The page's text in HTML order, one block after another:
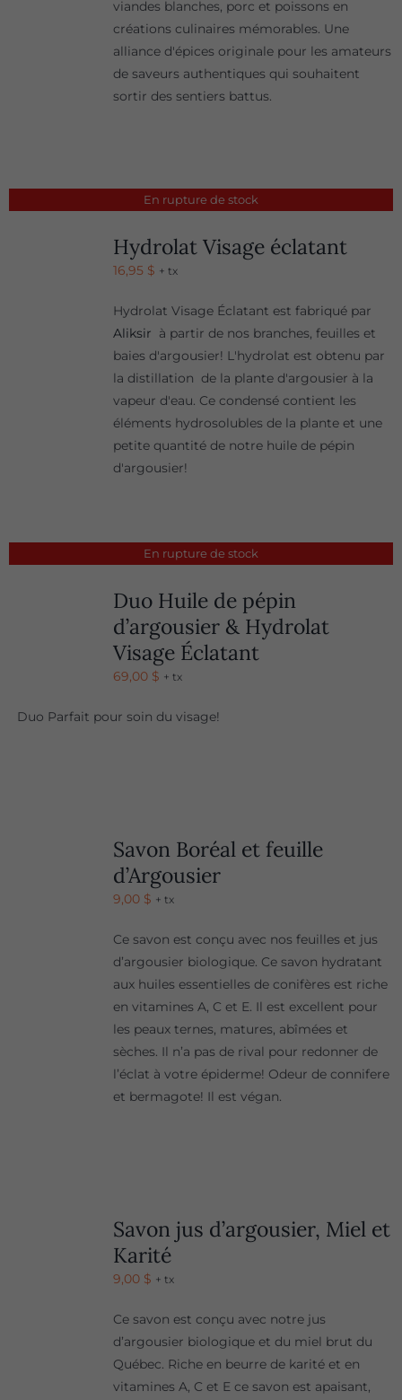
viandes blanches, porc et poissons en
créations culinaires mémorables. Une
alliance d'épices originale pour les amateurs
de saveurs authentiques qui souhaitent
sortir des sentiers battus.
En rupture de stock
Hydrolat Visage éclatant
16,95 $ + tx
Hydrolat Visage Éclatant est fabriqué par
Aliksir à partir de nos branches, feuilles et
baies d'argousier! L'hydrolat est obtenu par
la distillation de la plante d'argousier à la
vapeur d'eau. Ce condensé contient les
éléments hydrosolubles de la plante et une
petite quantité de notre huile de pépin
d'argousier!
En rupture de stock
Duo Huile de pépin
d’argousier & Hydrolat
Visage Éclatant
69,00 $ + tx
Duo Parfait pour soin du visage!
Savon Boréal et feuille
d’Argousier
9,00 $ + tx
Ce savon est conçu avec nos feuilles et jus
d’argousier biologique. Ce savon hydratant
aux huiles essentielles de conifères est riche
en vitamines A, C et E. Il est excellent pour
les peaux ternes, matures, abîmées et
sèches. Il n’a pas de rival pour redonner de
l’éclat à votre épiderme! Odeur de connifere
et bermagote! Il est végan.
Savon jus d’argousier, Miel et
Karité
9,00 $ + tx
Ce savon est conçu avec notre jus
d’argousier biologique et du miel brut du
Québec. Riche en beurre de karité et en
vitamines A, C et E ce savon est apaisant,